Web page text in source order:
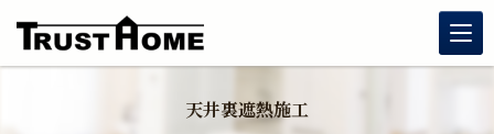
天井裏遮熱施工